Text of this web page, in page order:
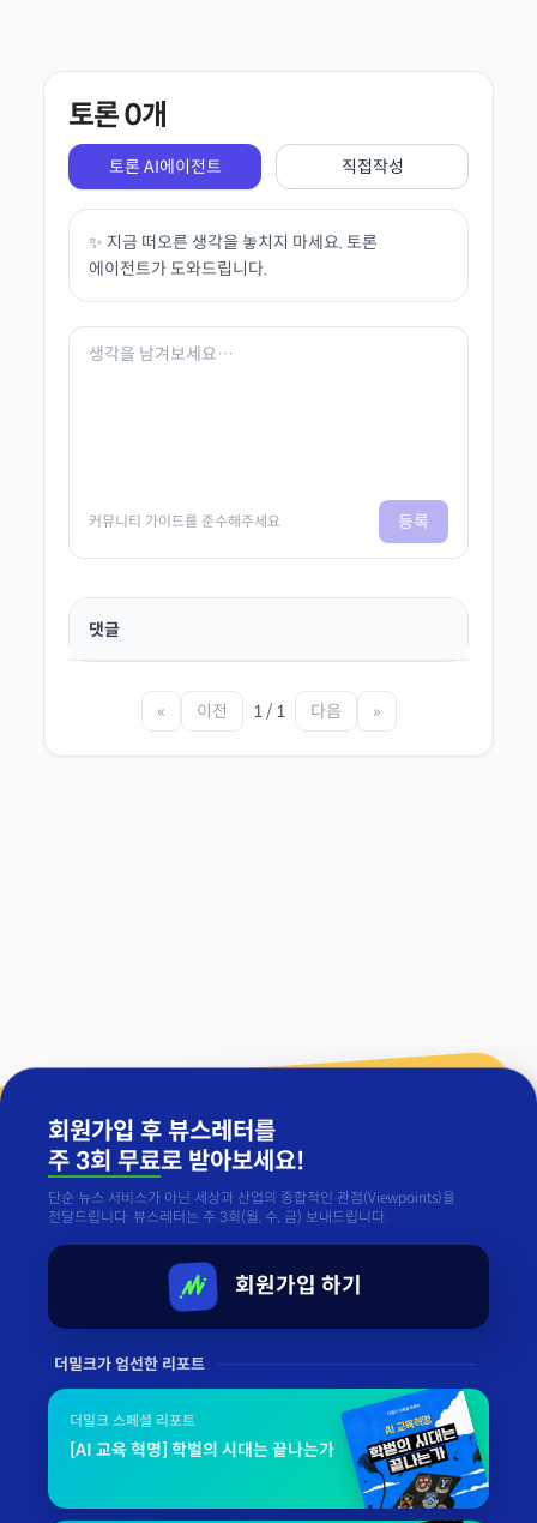
토론0개
토론 AI에이전트 직접작성
✨ 지금 떠오른 생각을 놓치지 마세요. 토론
에이전트가 도와드립니다.
커뮤니티 가이드를 준수해주세요 등록
댓글
« 이전 1 / 1 다음 »
회원가입 후 뷰스레터를
주 3회 무료로 받아보세요!
단순 뉴스 서비스가 아닌 세상과 산업의 종합적인 관점(Viewpoints)을
전달드립니다. 뷰스레터는 주 3회(월, 수, 금) 보내드립니다.
회원가입 하기
더밀크가 엄선한 리포트
더밀크 스페셜 리포트
[AI 교육 혁명] 학벌의 시대는 끝나는가